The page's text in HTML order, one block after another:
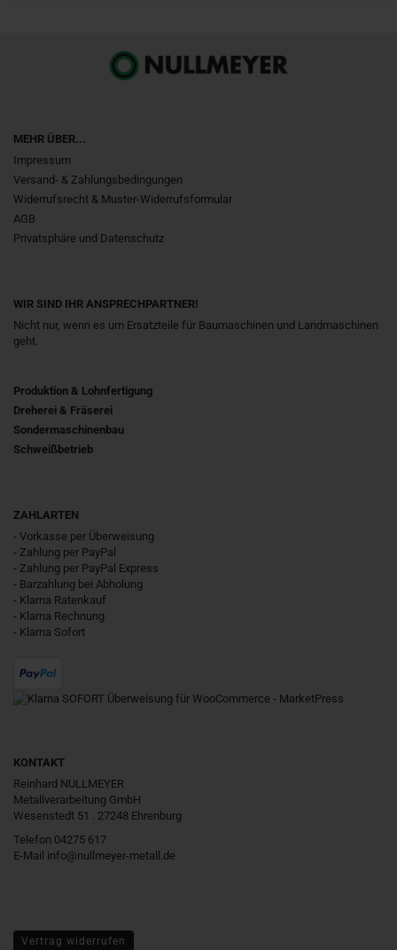
MEHR ÜBER...
Impressum
Versand- & Zahlungsbedingungen
Widerrufsrecht & Muster-Widerrufsformular
AGB
Privatsphäre und Datenschutz
WIR SIND IHR ANSPRECHPARTNER!
Nicht nur, wenn es um Ersatzteile für Baumaschinen und Landmaschinen
geht.
Produktion & Lohnfertigung
Dreherei & Fräserei
Sondermaschinenbau
Schweißbetrieb
ZAHLARTEN
- Vorkasse per Überweisung
- Zahlung per PayPal
- Zahlung per PayPal Express
- Barzahlung bei Abholung
- Klarna Ratenkauf
- Klarna Rechnung
- Klarna Sofort
KONTAKT
Reinhard NULLMEYER
Metallverarbeitung GmbH
Wesenstedt 51 . 27248 Ehrenburg
Telefon 04275 617
E-Mail info@nullmeyer-metall.de
Vertrag widerrufen